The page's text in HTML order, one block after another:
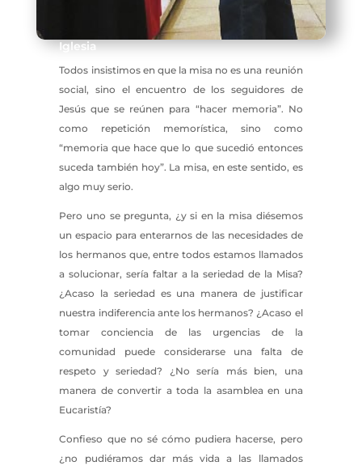
Iglesia
Todos insistimos en que la misa no es una reunión
social, sino el encuentro de los seguidores de
Jesús que se reúnen para “hacer memoria”. No
como repetición memorística, sino como
“memoria que hace que lo que sucedió entonces
suceda también hoy”. La misa, en este sentido, es
algo muy serio.
Pero uno se pregunta, ¿y si en la misa diésemos
un espacio para enterarnos de las necesidades de
los hermanos que, entre todos estamos llamados
a solucionar, sería faltar a la seriedad de la Misa?
¿Acaso la seriedad es una manera de justificar
nuestra indiferencia ante los hermanos? ¿Acaso el
tomar conciencia de las urgencias de la
comunidad puede considerarse una falta de
respeto y seriedad? ¿No sería más bien, una
manera de convertir a toda la asamblea en una
Eucaristía?
Confieso que no sé cómo pudiera hacerse, pero
¿no pudiéramos dar más vida a las llamados